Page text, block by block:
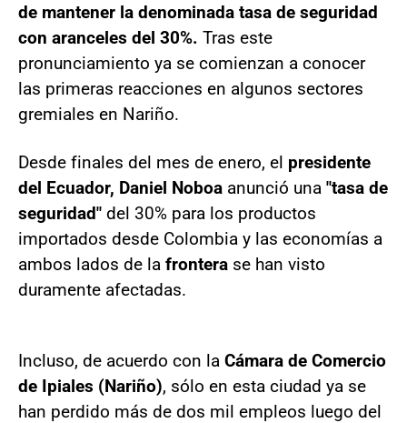
de mantener la denominada tasa de seguridad
con aranceles del 30%. Tras este
pronunciamiento ya se comienzan a conocer
las primeras reacciones en algunos sectores
gremiales en Nariño.
Desde finales del mes de enero, el presidente
del Ecuador, Daniel Noboa anunció una "tasa de
seguridad" del 30% para los productos
importados desde Colombia y las economías a
ambos lados de la frontera se han visto
duramente afectadas.
Incluso, de acuerdo con la Cámara de Comercio
de Ipiales (Nariño), sólo en esta ciudad ya se
han perdido más de dos mil empleos luego del